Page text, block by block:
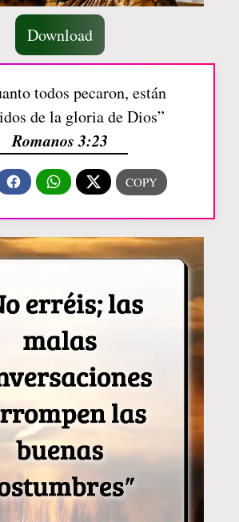
Download
todos pecaron, están
de la gloria de Dios”
Romanos 3:23